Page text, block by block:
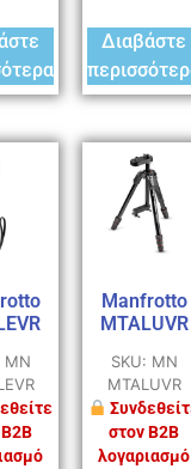
Διαβάστε
MN
Manfrotto
MTALUVR
SKU: MN
MTALUVR
στον B2B
λογαριασμό